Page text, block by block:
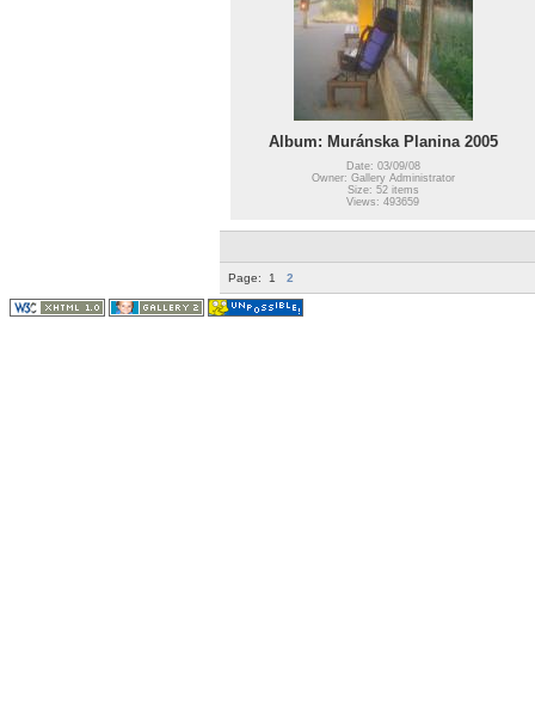
Album: Muránska Planina 2005
Date: 03/09/08
Owner: Gallery Administrator
Size: 52 items
Views: 493659
Page: 1 2